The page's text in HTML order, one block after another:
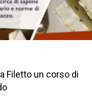
Filetto un corso di